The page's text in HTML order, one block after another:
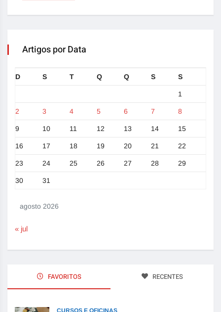
Artigos por Data
agosto 2026
D S T Q Q S S
1
2 3 4 5 6 7 8
9 10 11 12 13 14 15
16 17 18 19 20 21 22
23 24 25 26 27 28 29
30 31
« jul
FAVORITOS RECENTES
CURSOS E OFICINAS